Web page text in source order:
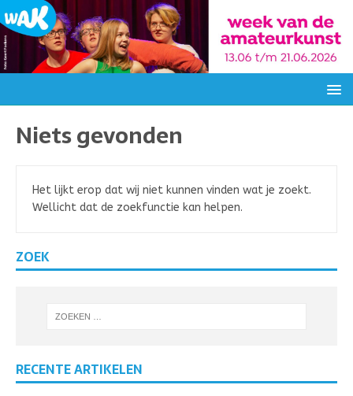
Niets gevonden
Het lijkt erop dat wij niet kunnen vinden wat je zoekt.
Wellicht dat de zoekfunctie kan helpen.
ZOEK
RECENTE ARTIKELEN